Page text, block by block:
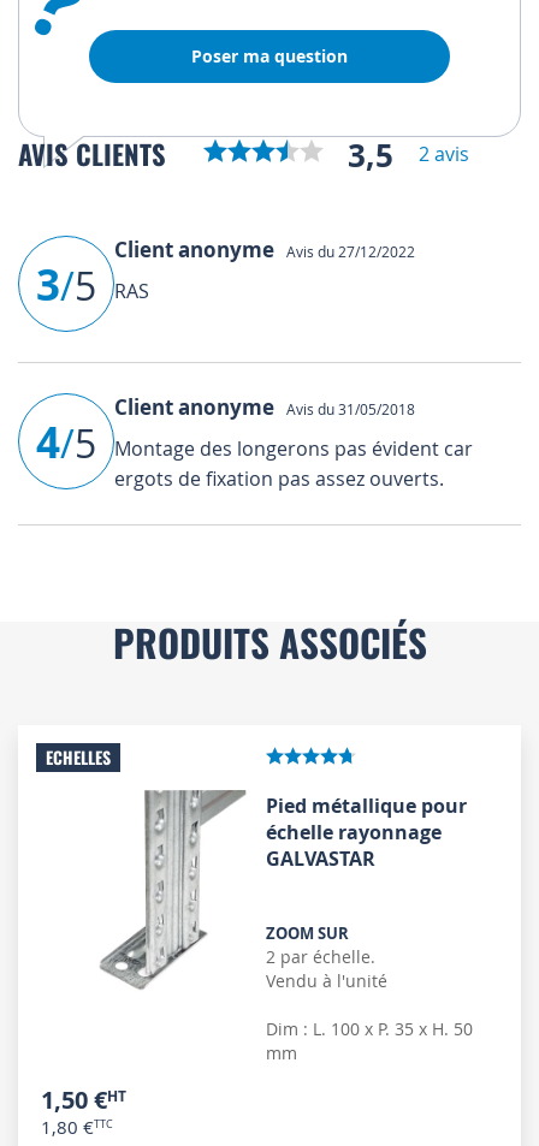
Poser ma question
AVIS CLIENTS 3,5 2 avis
3/5
Client anonyme Avis du 27/12/2022
RAS
4/5
Client anonyme Avis du 31/05/2018
Montage des longerons pas évident car
ergots de fixation pas assez ouverts.
PRODUITS ASSOCIÉS
ECHELLES
Pied métallique pour
échelle rayonnage
GALVASTAR
ZOOM SUR
2 par échelle.
Vendu à l'unité
Dim : L. 100 x P. 35 x H. 50
mm
1,50 €
1,80 €